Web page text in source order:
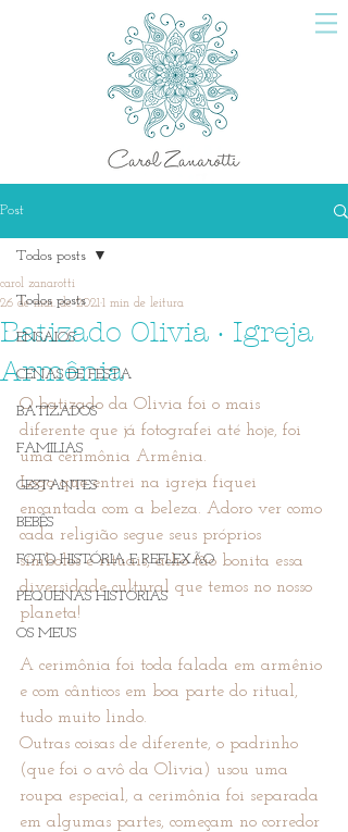
Post
Todos posts
ENSAIOS
CENAS DE FESTA
BATIZADOS
FAMILIAS
GESTANTES
BEBÊS
FOTO HISTÓRIA E REFLEXÃO
PEQUENAS HISTÓRIAS
OS MEUS
Todos posts
Batizado Olivia · Igreja
Armênia
carol zanarotti
26 de mai. de 20211 min de leitura
O batizado da Olivia foi o mais
diferente que já fotografei até hoje, foi
uma cerimônia Armênia.
Logo que entrei na igreja fiquei
encantada com a beleza. Adoro ver como
cada religião segue seus próprios
símbolos e rituais, acho tão bonita essa
diversidade cultural que temos no nosso
planeta!
A cerimônia foi toda falada em armênio
e com cânticos em boa parte do ritual,
tudo muito lindo.
Outras coisas de diferente, o padrinho
(que foi o avô da Olivia) usou uma
roupa especial, a cerimônia foi separada
em algumas partes, começam no corredor